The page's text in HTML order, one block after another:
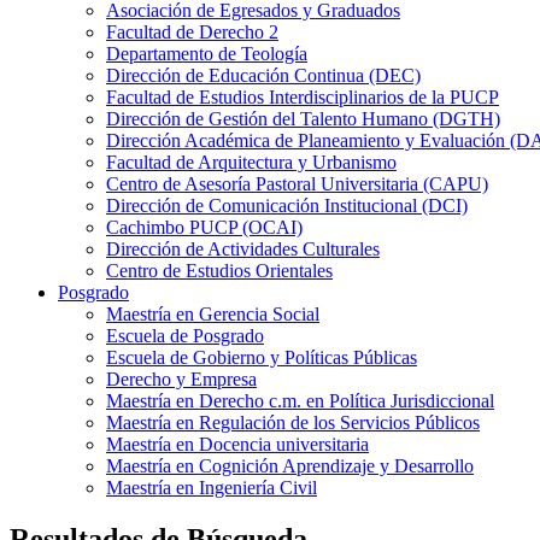
Asociación de Egresados y Graduados
Facultad de Derecho 2
Departamento de Teología
Dirección de Educación Continua (DEC)
Facultad de Estudios Interdisciplinarios de la PUCP
Dirección de Gestión del Talento Humano (DGTH)
Dirección Académica de Planeamiento y Evaluación
Facultad de Arquitectura y Urbanismo
Centro de Asesoría Pastoral Universitaria (CAPU)
Dirección de Comunicación Institucional (DCI)
Cachimbo PUCP (OCAI)
Dirección de Actividades Culturales
Centro de Estudios Orientales
Posgrado
Maestría en Gerencia Social
Escuela de Posgrado
Escuela de Gobierno y Políticas Públicas
Derecho y Empresa
Maestría en Derecho c.m. en Política Jurisdiccional
Maestría en Regulación de los Servicios Públicos
Maestría en Docencia universitaria
Maestría en Cognición Aprendizaje y Desarrollo
Maestría en Ingeniería Civil